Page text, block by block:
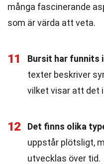
många fascinerande
som är värda att veta.
11 Bursit har funnits
texter beskriver
vilket visar att det
12 Det finns olika
uppstår plötsligt,
utvecklas över tid.